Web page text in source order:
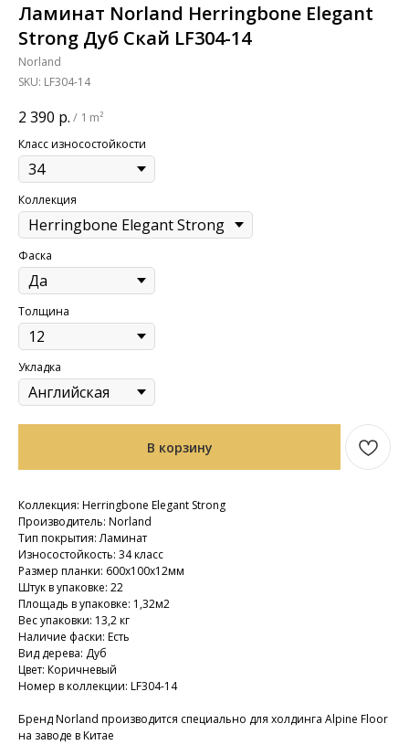
Ламинат Norland Herringbone Elegant
Strong Дуб Скай LF304-14
Norland
SKU: LF304-14
2 390 р. / 1 m²
Класс износостойкости
Коллекция
Фаска
Толщина
Укладка
В корзину
Коллекция: Herringbone Elegant Strong
Производитель: Norland
Тип покрытия: Ламинат
Износостойкость: 34 класс
Размер планки: 600х100х12мм
Штук в упаковке: 22
Площадь в упаковке: 1,32м2
Вес упаковки: 13,2 кг
Наличие фаски: Есть
Вид дерева: Дуб
Цвет: Коричневый
Номер в коллекции: LF304-14
Бренд Norland производится специально для холдинга Alpine Floor
на заводе в Китае